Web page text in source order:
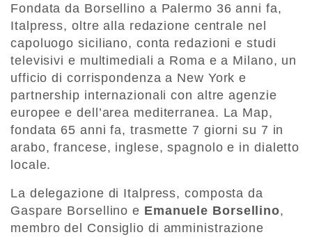
Fondata da Borsellino a Palermo 36 anni fa,
Italpress, oltre alla redazione centrale nel
capoluogo siciliano, conta redazioni e studi
televisivi e multimediali a Roma e a Milano, un
ufficio di corrispondenza a New York e
partnership internazionali con altre agenzie
europee e dell’area mediterranea. La Map,
fondata 65 anni fa, trasmette 7 giorni su 7 in
arabo, francese, inglese, spagnolo e in dialetto
locale.
La delegazione di Italpress, composta da
Gaspare Borsellino e Emanuele Borsellino,
membro del Consiglio di amministrazione